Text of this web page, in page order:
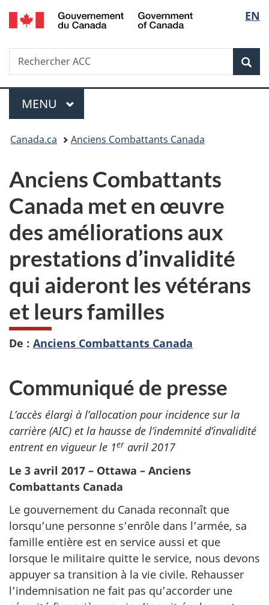
Passer
au
Passer
à
du
Passer
à
simplifiée
de
la
EN
Recherche
Rechercher
ACC
Menu
MENU PRINCIPAL
Vous
ici :
Canada.ca Anciens Combattants Canada
Anciens Combattants
Canada met en œuvre
des améliorations aux
prestations d’invalidité
qui aideront les vétérans
et leurs familles
De : Anciens Combattants Canada
Communiqué de presse
L’accès élargi à l’allocation pour incidence sur la
carrière (AIC) et la hausse de l’indemnité d’invalidité
entrent en vigueur le 1er avril 2017
Le 3 avril 2017 – Ottawa – Anciens
Combattants Canada
Le gouvernement du Canada reconnaît que
lorsqu’une personne s’enrôle dans l’armée, sa
famille entière est en service aussi et que
lorsque le militaire quitte le service, nous devons
appuyer sa transition à la vie civile. Rehausser
l’indemnisation ne fait pas qu’accorder une